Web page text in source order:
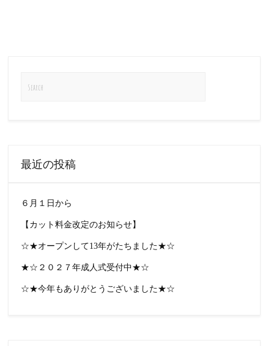
最近の投稿
６月１日から
【カット料金改定のお知らせ】
☆★オープンして13年がたちました★☆
★☆２０２７年成人式受付中★☆
☆★今年もありがとうございました★☆